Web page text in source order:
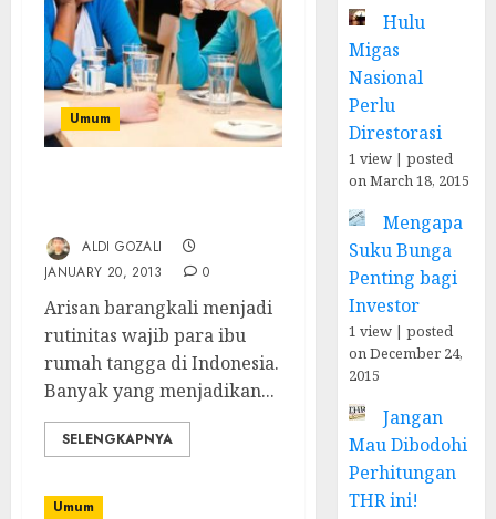
Umum
ALDI GOZALI
JANUARY 20, 2013
0
Arisan barangkali menjadi
rutinitas wajib para ibu
rumah tangga di Indonesia.
Banyak yang menjadikan...
SELENGKAPNYA
Umum
Hulu
Migas
Nasional
Perlu
Direstorasi
1 view |posted
on March 18, 2015
Mengapa
Suku Bunga
Penting bagi
Investor
1 view |posted
on December 24,
2015
Jangan
Mau Dibodohi
Perhitungan
THR ini!